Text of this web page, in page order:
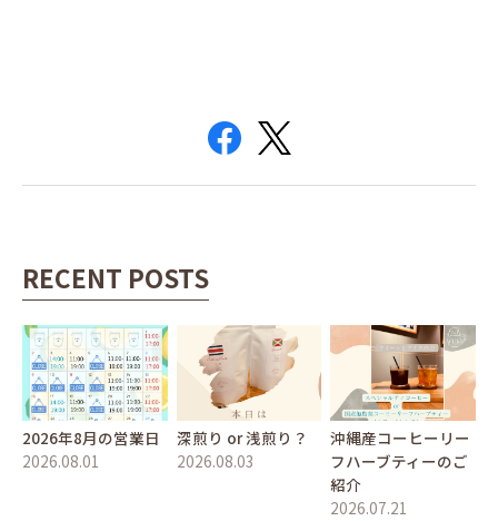
RECENT POSTS
2026年8月の営業日
2026.08.01
深煎り or 浅煎り？
2026.08.03
沖縄産コーヒーリー
フハーブティーのご
紹介
2026.07.21